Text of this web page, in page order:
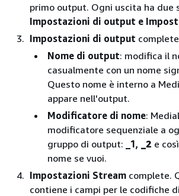
primo output. Ogni uscita ha due
Impostazioni di output e
Impostazioni di output
Nome di output: modifica il
casualmente con un nome
Questo nome è interno a
appare nell'output.
Modificatore di nome:
modificatore sequenziale a
gruppo di output:
_1, _2 e
nome se vuoi.
Impostazioni Stream complete.
contiene i campi per le codifiche